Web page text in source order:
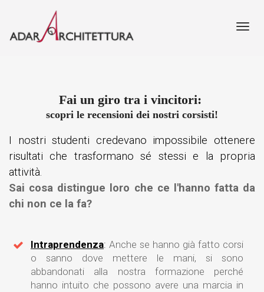
Fai un giro tra i vincitori:
scopri le recensioni dei nostri corsisti!
I nostri studenti credevano impossibile ottenere
risultati che trasformano sé stessi e la propria
attività.
Sai cosa distingue loro che ce l'hanno fatta da
chi non ce la fa?
Intraprendenza: Anche se hanno già fatto corsi
o sanno dove mettere le mani, si sono
abbandonati alla nostra formazione perché
hanno intuito che possono avere una marcia in